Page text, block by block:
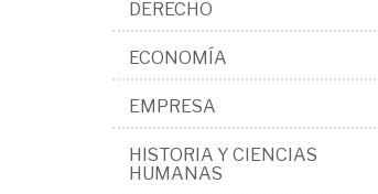
DERECHO
ECONOMÍA
EMPRESA
HISTORIA Y CIENCIAS
HUMANAS